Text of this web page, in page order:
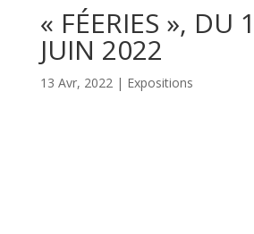
« FÉERIES », DU
JUIN 2022
13 Avr, 2022| Expositions